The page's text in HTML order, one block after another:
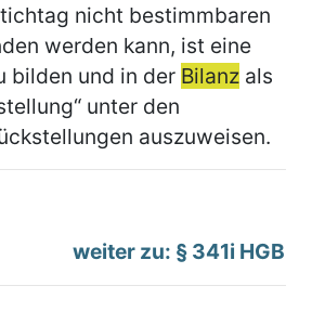
nicht bestimmbaren
werden kann, ist eine
bilden und in der Bilanz als
unter den
auszuweisen.
weiter zu: § 341i HGB